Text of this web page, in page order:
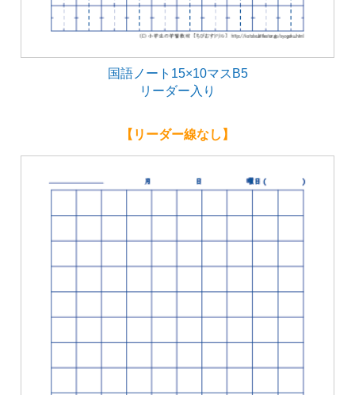
国語ノート15×10マスB5
リーダー入り
【リーダー線なし】